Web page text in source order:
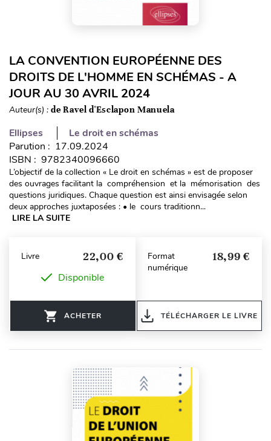
LA CONVENTION EUROPÉENNE DES
DROITS DE L'HOMME EN SCHÉMAS - A
JOUR AU 30 AVRIL 2024
Auteur(s) : de Ravel d'Esclapon Manuela
Ellipses
Le droit en schémas
Parution : 17.09.2024
ISBN : 9782340096660
L’objectif de la collection « Le droit en schémas » est de proposer
des ouvrages facilitant la compréhension et la mémorisation des
questions juridiques. Chaque question est ainsi envisagée selon
deux approches juxtaposées : • le cours traditionn...
LIRE LA SUITE
Livre 22,00 €
Disponible
ACHETER
Format
numérique
18,99 €
TÉLÉCHARGER LE LIVRE